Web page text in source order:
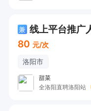
兼 线上平台推广
80 元/次
洛阳市
甜菜
全洛阳直聘洛阳站